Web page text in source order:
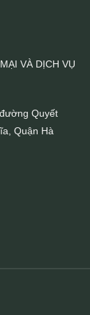
VÀ DỊCH VỤ
Quyết
Quận Hà